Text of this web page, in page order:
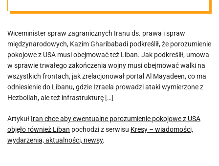
objęło również
Liban
Wiceminister spraw zagranicznych Iranu ds. prawa i spraw
międzynarodowych, Kazim Gharibabadi podkreślił, że porozumienie
pokojowe z USA musi obejmować też Liban. Jak podkreślił, umowa
w sprawie trwałego zakończenia wojny musi obejmować walki na
wszystkich frontach, jak zrelacjonował portal Al Mayadeen, co ma
odniesienie do Libanu, gdzie Izraela prowadzi ataki wymierzone z
Hezbollah, ale też infrastrukturę […]
Artykuł Iran chce aby ewentualne porozumienie pokojowe z USA
objęło również Liban pochodzi z serwisu Kresy – wiadomości,
wydarzenia, aktualności, newsy.